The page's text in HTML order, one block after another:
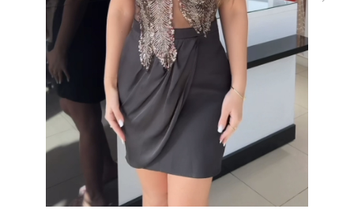
Pantaloni
Blanuri
Paltoane
Sacouri